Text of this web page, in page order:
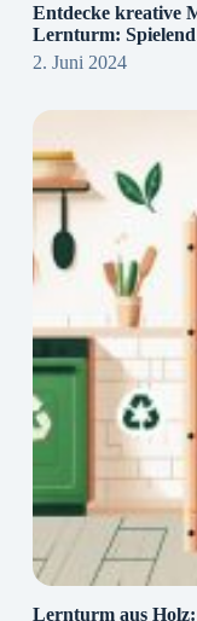
Entdecke kreative
Lernturm:
2. Juni 2024
Lernturm aus